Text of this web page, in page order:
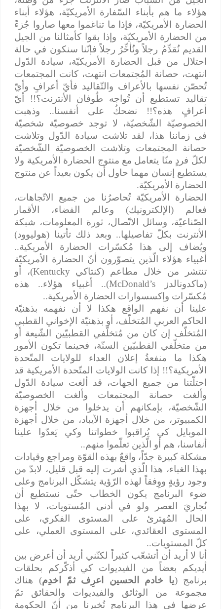
هؤلاء ما هم بأبناء السّفارة الأمريكيّة، هؤلاء أبناء
الحضارة الأمريكيّة، فإذا ما تناغموا معها صاروا جُزءً
من الحضارة الأمريكيّة، وإذا بقوا كأمثالنا من الجيل
القديم نُقدِّمُ رجلاً ونُأخِّرُ رجلاً فإنّنا سنكون في حالة
احتلال من قبل الحضارة الأمريكيّة، سيادة الدّول
انتهت، حصانة المُجتمعات انتهت، كانت المجتمعات
تُحصّن نفسها بالأعراف والتّقاليد فأيّ أعرافٍ وأيّ
تقاليد تستطيع أن تُواجه طُوفان الأنترنت؟!! أيّ
أعرافٍ هذه؟!! نضحكُ على أنفسنا.. وذهبت
الخصوصيّة الشّخصيّة، لا توجد خصوصيّة شخصيّة
في زماننا هذا، لقد تلاشت سيادة الدّول وتلاشت
حصانة المجتمعات وتلاشت الخصوصيّة الشّخصيّة
لكلّ فردٍ منّا يتعامل مع منتوج الحضارة الأمريكية ولا
يستطيع إنسان مهما حاول أن يكون بعيداً عن منتوج
الحضارة الأمريكيّة.
الحضارة الأمريكيّة تُحاصرُنا من جميع الاتّجاهات،
فعالم (الإلكترونيك) وعالم الفضاء، الأقمار
الصّناعيّة، وسائل الاتّصال، ثورة المعلومات، شبكة
الأنترنت بكلّ تفاصيلها.. وبعد ذلك تأتينا (هوليوود)
ويُضاف إلى هذا مُكسّرات الحضارة الأمريكية..
أغبياء هؤلاء الّذين يتصوّرون أنّ الحضارة الأمريكيّة
تنتشر من خلال مطاعم (كنتاكي Kentucky)، أو
(ماكدونالدز
McDonald’s).. أغبياء هؤلاء.. هذه
مُكسّرات وإكسسوارات الحضارة الأمريكية..
علينا أن نفهم الواقع هكذا لا أن نفهمه بذهنيّة
الحاكم العربي المُتخلّف، أو بذهنيّة الإخواني القطبي
المُتخلّف إن كان من مُتخلّفي القطبيّين الشّيعة أو
من متخلّفي القطبيّين السنّة، فحينما تكون الأمور
هكذا ما منفعةُ إعلان العداء للولايات المتّحدة
الأمريكية؟!! إذا كانت الولايات المتّحدة الأمريكية قد
احتلّتنا من جميع الجهات، قد ألغت سيادة الدّول
وألغت حصانة المجتمعات وألغت الخصوصيّة
الشّخصيّة، بإمكانهم أن يدخلوا من خلال أجهزة
الكمبيوتر، من خلال أجهزة الآيباد، من خلال أجهزة
الموبايل كي يُراقبوا خطواتنا وكي يَعدّوا علينا
أنفاسنا، هم أو الّذين تعلّموا منهم..
مشكلة كبيرة جدّاً، واقعٌ بهذه القوّة ومراجع وقيادات
بهذا الغباء، هذا الّذي أشرت إليه قبل قليل، لابدّ من
وجود رؤيةٍ ووِفقاً لهذه الرّؤية يتشكّل البرنامج وعلى
ضوء البرنامج يكون الخطاب حتّى نستطيع أن
نُجاريَ العصر ولو في أدنى المُستويات، لا بهذا
الحال المُهترئ على المستوى الفكري، على
المستوى العقائدي، على المستوى العملي، على
كلّ المستويات..
أنا لا أريد أن أتشعّب كثيراً لكنّني أريد أن أعرض بين
أيديكم بعضاً من الفيديوات كي أذكّركم بحلقات
برنامج ( يا خادم الحسين اعرِف ثمّ اخدِم) هناك
مجموعة من الوثائق والفيديوات والحقائق تمّ
عرضها في هذا البرنامج تُخبرنا من أنّ الحكومة